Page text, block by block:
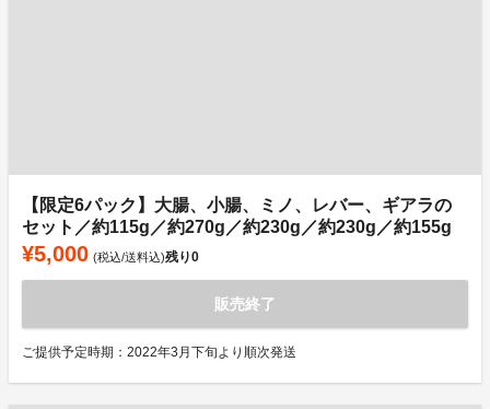
【限定6パック】大腸、小腸、ミノ、レバー、ギアラの
セット／約115g／約270g／約230g／約230g／約155g
¥5,000 (税込/送料込)残り0
販売終了
ご提供予定時期：2022年3月下旬より順次発送